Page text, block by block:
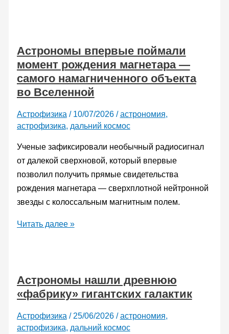
самый
далекий
галактический
бар
Астрономы впервые поймали
момент рождения магнетара —
самого намагниченного объекта
во Вселенной
Астрофизика / 10/07/2026 /астрономия,
астрофизика, дальний космос
Ученые зафиксировали необычный радиосигнал
от далекой сверхновой, который впервые
позволил получить прямые свидетельства
рождения магнетара — сверхплотной нейтронной
звезды с колоссальным магнитным полем.
Астрономы
рождения
магнетара
самого
Читать далее »
Астрономы нашли древнюю
«фабрику» гигантских галактик
Астрофизика / 25/06/2026 /астрономия,
астрофизика, дальний космос